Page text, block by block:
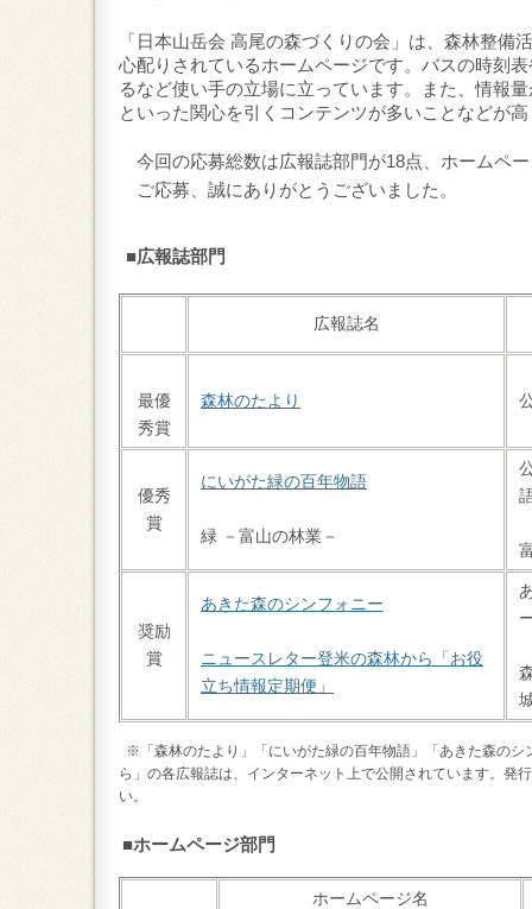
「日本山岳会 高尾の森づくりの会」は、 森林整備
心配りされているホームページです。バスの時刻
るなど使い手の立場に立っています。また、情報
といった関心を引くコンテンツが多いことなどが
今回の応募総数は広報誌部門が18点、ホームペ
ご応募、誠にありがとうございました。
■広報誌部門
広報誌名
最優
秀賞
森林のたより
優秀
賞
にいがた緑の百年物語
緑 －富山の林業－
奨励
賞
あきた森のシンフォニー
ニュースレター登米の森林から「お役
立ち情報定期便」
※「森林のたより」「にいがた緑の百年物語」「あきた森の
ら」の各広報誌は、 インターネット上で公開されています。発
い。
■ホームページ部門
ホームページ名